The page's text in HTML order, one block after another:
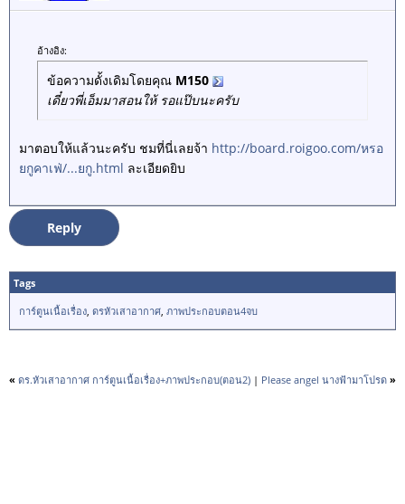
อ้างอิง:
ข้อความดั้งเดิมโดยคุณ M150
เดี๋ยวพี่เอ็มมาสอนให้ รอแป๊บนะครับ
มาตอบให้แล้วนะครับ ชมที่นี่เลยจ้า http://board.roigoo.com/หรอ
ยกูคาเฟ่/...ยกู.html ละเอียดยิบ
Reply
Tags
การ์ตูนเนื้อเรื่อง, ดรหัวเสาอากาศ, ภาพประกอบตอน4จบ
« ดร.หัวเสาอากาศ การ์ตูนเนื้อเรื่อง+ภาพประกอบ(ตอน2) | Please angel นางฟ้ามาโปรด »